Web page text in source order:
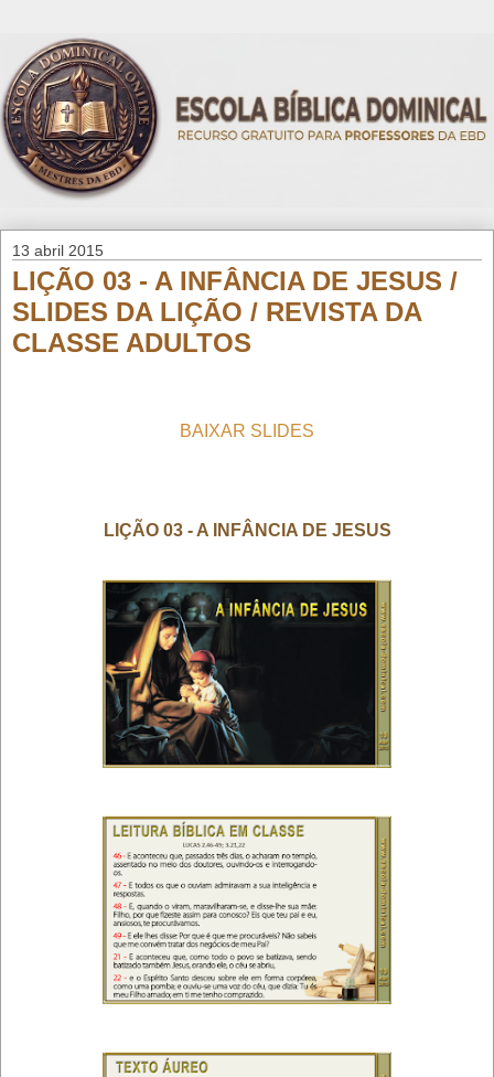
13 abril 2015
LIÇÃO 03 - A INFÂNCIA DE JESUS /
SLIDES DA LIÇÃO / REVISTA DA
CLASSE ADULTOS
BAIXAR SLIDES
LIÇÃO 03 - A INFÂNCIA DE JESUS